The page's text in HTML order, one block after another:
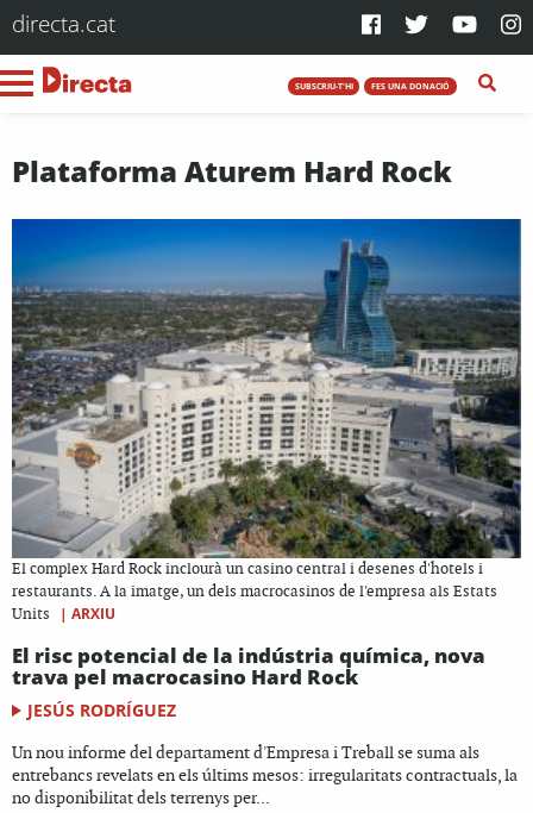
directa.cat
SUBSCRIU-T'HI FES UNA DONACIÓ
Plataforma Aturem Hard Rock
El complex Hard Rock inclourà un casino central i desenes d'hotels i
restaurants. A la imatge, un dels macrocasinos de l'empresa als Estats
Units
| ARXIU
El risc potencial de la indústria química, nova
trava pel macrocasino Hard Rock
JESÚS RODRÍGUEZ
Un nou informe del departament d'Empresa i Treball se suma als
entrebancs revelats en els últims mesos: irregularitats contractuals, la
no disponibilitat dels terrenys per...